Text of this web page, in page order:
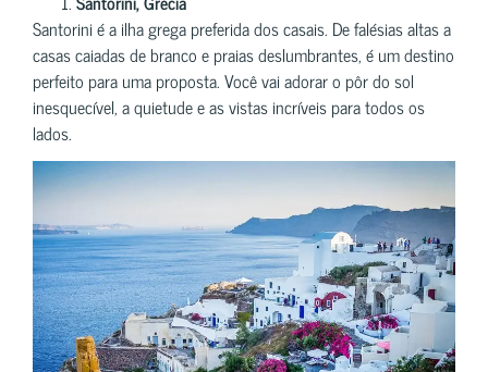
Santorini é a ilha grega preferida dos casais. De falésias altas a
casas caiadas de branco e praias deslumbrantes, é um destino
perfeito para uma proposta. Você vai adorar o pôr do sol
inesquecível, a quietude e as vistas incríveis para todos os
lados.